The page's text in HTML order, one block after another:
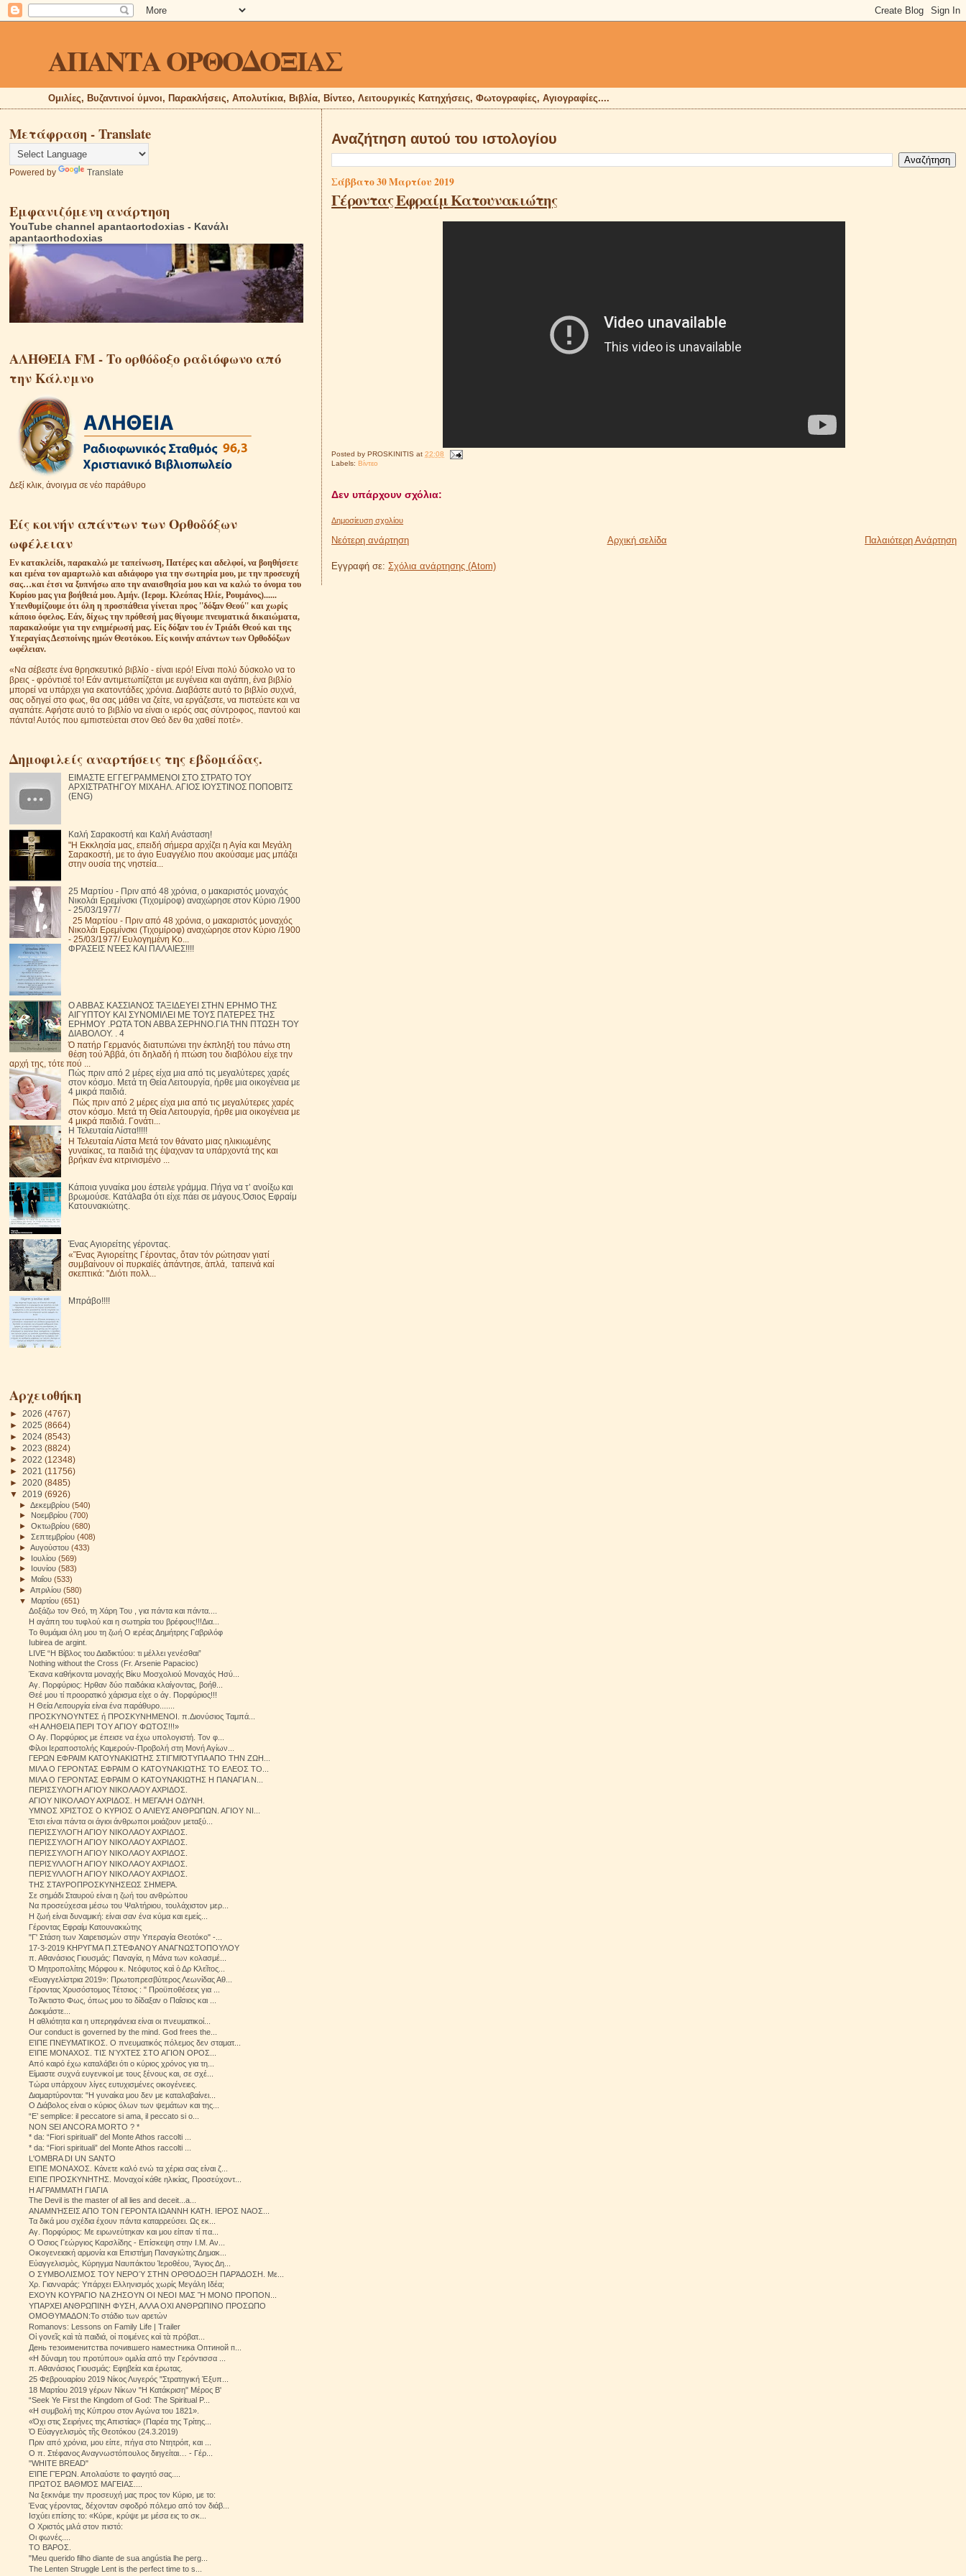
ΑΠΑΝΤΑ ΟΡΘΟΔΟΞΙΑΣ
Ομιλίες, Βυζαντινοί ύμνοι, Παρακλήσεις, Απολυτίκια, Βιβλία, Βίντεο, Λειτουργικές Κατηχήσεις, Φωτογραφίες, Αγιογραφίες....
Αναζήτηση αυτού του ιστολογίου
Σάββατο 30 Μαρτίου 2019
Γέροντας Εφραίμ Κατουνακιώτης
Posted byPROSKINITIS at22:08
Labels:Βίντεο
Δεν υπάρχουν σχόλια:
Δημοσίευση σχολίου
Νεότερη ανάρτηση Παλαιότερη Ανάρτηση
Αρχική σελίδα
Εγγραφή σε:Σχόλια ανάρτησης (Atom)
Μετάφραση - Translate
Powered by Translate
Εμφανιζόμενη ανάρτηση
YouTube channel apantaortodoxias - Κανάλι
apantaorthodoxias
ΑΛΗΘΕΙΑ FM - Το ορθόδοξο ραδιόφωνο από
την Κάλυμνο
Δεξί κλικ, άνοιγμα σε νέο παράθυρο
Είς κοινήν απάντων των Ορθοδόξων
ωφέλειαν
Eν κατακλείδι, παρακαλώ με ταπείνωση, Πατέρες και αδελφοί, να βοηθήσετε
και εμένα τον αμαρτωλὸ και αδιάφορο για την σωτηρία μου, με την προσευχή
σας…και έτσι να ξυπνήσω απο την αναισθησία μου και να καλώ το όνομα του
Κυρίου μας για βοήθειά μου. Αμήν. (Ιερομ. Κλεόπας Ηλίε, Ρουμάνος)......
Υπενθυμίζουμε ότι όλη η προσπάθεια γίνεται προς ''δόξαν Θεού'' και χωρίς
κάποιο όφελος. Εάν, δίχως την πρόθεσή μας θίγουμε πνευματικά δικαιώματα,
παρακαλούμε για την ενημέρωσή μας. Είς δόξαν του έν Τριάδι Θεού και της
Υπεραγίας Δεσποίνης ημών Θεοτόκου. Είς κοινήν απάντων των Ορθοδόξων
ωφέλειαν.
«Να σέβεστε ένα θρησκευτικό βιβλίο - είναι ιερό! Είναι πολύ δύσκολο να το
βρεις - φρόντισέ το! Εάν αντιμετωπίζεται με ευγένεια και αγάπη, ένα βιβλίο
μπορεί να υπάρχει για εκατοντάδες χρόνια. Διαβάστε αυτό το βιβλίο συχνά,
σας οδηγεί στο φως, θα σας μάθει να ζείτε, να εργάζεστε, να πιστεύετε και να
αγαπάτε. Αφήστε αυτό το βιβλίο να είναι ο ιερός σας σύντροφος, παντού και
πάντα! Αυτός που εμπιστεύεται στον Θεό δεν θα χαθεί ποτέ».
Δημοφιλείς αναρτήσεις της εβδομάδας.
ΕΙΜΑΣΤΕ ΕΓΓΕΓΡΑΜΜΕΝΟΙ ΣΤΟ ΣΤΡΑΤΟ ΤΟΥ
ΑΡΧΙΣΤΡΑΤΗΓΟΥ ΜΙΧΑΗΛ. ΑΓΙΟΣ ΙΟΥΣΤΙΝΟΣ ΠΟΠΟΒΙΤΣ
(ENG)
Καλή Σαρακοστή και Καλή Ανάσταση!
"Η Εκκλησία μας, επειδή σήμερα αρχίζει η Αγία και Μεγάλη
Σαρακοστή, με το άγιο Ευαγγέλιο που ακούσαμε μας μπάζει
στην ουσία της νηστεία...
25 Μαρτίου - Πριν από 48 χρόνια, ο μακαριστός μοναχός
Νικολάι Ερεμίνσκι (Τιχομίροφ) αναχώρησε στον Κύριο /1900
- 25/03/1977/
25 Μαρτίου - Πριν από 48 χρόνια, ο μακαριστός μοναχός
Νικολάι Ερεμίνσκι (Τιχομίροφ) αναχώρησε στον Κύριο /1900
- 25/03/1977/ Ευλογημένη Κο...
ΦΡΆΣΕΙΣ ΝΈΕΣ ΚΑΙ ΠΑΛΑΙΕΣ!!!!
Ο ΑΒΒΑΣ ΚΑΣΣΙΑΝΟΣ ΤΑΞΙΔΕΥΕΙ ΣΤΗΝ ΕΡΗΜΟ ΤΗΣ
ΑΙΓΥΠΤΟΥ ΚΑΙ ΣΥΝΟΜΙΛΕΙ ΜΕ ΤΟΥΣ ΠΑΤΕΡΕΣ ΤΗΣ
ΕΡΗΜΟΥ .ΡΩΤΑ ΤΟΝ ΑΒΒΑ ΣΕΡΗΝΟ.ΓΙΑ ΤΗΝ ΠΤΩΣΗ ΤΟΥ
ΔΙΑΒΟΛΟΥ. . 4
Ό πατήρ Γερμανός διατυπώνει την έκπληξή του πάνω στη
θέση τού Άββά, ότι δηλαδή ή πτώση του διαβόλου είχε την
αρχή της, τότε πού ...
Πώς πριν από 2 μέρες είχα μια από τις μεγαλύτερες χαρές
στον κόσμο. Μετά τη Θεία Λειτουργία, ήρθε μια οικογένεια με
4 μικρά παιδιά.
Πώς πριν από 2 μέρες είχα μια από τις μεγαλύτερες χαρές
στον κόσμο. Μετά τη Θεία Λειτουργία, ήρθε μια οικογένεια με
4 μικρά παιδιά. Γονάτι...
Η Τελευταία Λίστα!!!!!
Η Τελευταία Λίστα Μετά τον θάνατο μιας ηλικιωμένης
γυναίκας, τα παιδιά της έψαχναν τα υπάρχοντά της και
βρήκαν ένα κιτρινισμένο ...
Κάποια γυναίκα μου έστειλε γράμμα. Πήγα να τ’ ανοίξω και
βρωμούσε. Κατάλαβα ότι είχε πάει σε μάγους.Όσιος Εφραίμ
Κατουνακιώτης.
Ένας Αγιορείτης γέροντας.
«Ἕνας Ἁγιορείτης Γέροντας, ὅταν τόν ρώτησαν γιατί
συμβαίνουν οἱ πυρκαϊές ἀπάντησε, ἁπλά, ταπεινά καί
σκεπτικά: "Διότι πολλ...
Μπράβο!!!!
Αρχειοθήκη
► 2026 (4767)
► 2025 (8664)
► 2024 (8543)
► 2023 (8824)
► 2022 (12348)
► 2021 (11756)
► 2020 (8485)
▼ 2019 (6926)
►Δεκεμβρίου(540)
► Νοεμβρίου(700)
►Οκτωβρίου(680)
►Σεπτεμβρίου(408)
►Αυγούστου(433)
► Ιουλίου(569)
►
Ιουνίου(583)
► Μαΐου(533)
►Απριλίου(580)
▼ Μαρτίου(651)
Δοξάζω τον Θεό, τη Χάρη Του , για πάντα και πάντα....
Η αγάπη του τυφλού και η σωτηρία του βρέφους!!!Δια...
Το θυμάμαι όλη μου τη ζωή Ο ιερέας Δημήτρης Γαβριλόφ
Iubirea de argint.
LIVE “Η Βίβλος του Διαδικτύου: τι μέλλει γενέσθαι”
Nothing without the Cross (Fr. Arsenie Papacioc)
Έκανα καθήκοντα μοναχής Βίκυ Μοσχολιού Μοναχός Ησύ...
Aγ. Πορφύριος: Ηρθαν δύο παιδάκια κλαίγοντας, βοήθ...
Θεέ μου τί προορατικό χάρισμα είχε ο άγ. Πορφύριος!!!
Η Θεία Λειτουργία είναι ένα παράθυρο.......
ΠΡΟΣΚΥΝΟΥΝΤΕΣ ή ΠΡΟΣΚΥΝΗΜΕΝΟΙ. π.Διονύσιος Ταμπά...
«Η ΑΛΗΘΕΙΑ ΠΕΡΙ ΤΟΥ ΑΓΙΟΥ ΦΩΤΟΣ!!!»
Ο Αγ. Πορφύριος με έπεισε να έχω υπολογιστή. Τον φ...
Φίλοι Ιεραποστολής Καμερούν-Προβολή στη Μονή Αγίων...
ΓΕΡΩΝ ΕΦΡΑΙΜ ΚΑΤΟΥΝΑΚΙΩΤΗΣ ΣΤΙΓΜΙΌΤΥΠΑ ΑΠΟ ΤΗΝ ΖΩΗ...
ΜΙΛΑ Ο ΓΕΡΟΝΤΑΣ ΕΦΡΑΙΜ Ο ΚΑΤΟΥΝΑΚΙΩΤΗΣ ΤΟ ΕΛΕΟΣ ΤΟ...
ΜΙΛΑ Ο ΓΕΡΟΝΤΑΣ ΕΦΡΑΙΜ Ο ΚΑΤΟΥΝΑΚΙΩΤΗΣ Η ΠΑΝΑΓΙΑ Ν...
ΠΕΡΙΣΣΥΛΟΓΗ ΑΓΙΟΥ ΝΙΚΟΛΑΟΥ ΑΧΡΙΔΟΣ.
ΑΓΙΟΥ ΝΙΚΟΛΑΟΥ ΑΧΡΙΔΟΣ. Η ΜΕΓΑΛΗ ΟΔΥΝΗ.
ΥΜΝΟΣ ΧΡΙΣΤΟΣ Ο ΚΥΡΙΟΣ Ο ΑΛΙΕΥΣ ΑΝΘΡΩΠΩΝ. ΑΓΙΟΥ ΝΙ...
Έτσι είναι πάντα οι άγιοι άνθρωποι μοιάζουν μεταξύ...
ΠΕΡΙΣΣΥΛΟΓΗ ΑΓΙΟΥ ΝΙΚΟΛΑΟΥ ΑΧΡΙΔΟΣ.
ΠΕΡΙΣΣΥΛΟΓΗ ΑΓΙΟΥ ΝΙΚΟΛΑΟΥ ΑΧΡΙΔΟΣ.
ΠΕΡΙΣΣΥΛΟΓΗ ΑΓΙΟΥ ΝΙΚΟΛΑΟΥ ΑΧΡΙΔΟΣ.
ΠΕΡΙΣΥΛΛΟΓΗ ΑΓΙΟΥ ΝΙΚΟΛΑΟΥ ΑΧΡΙΔΟΣ.
ΠΕΡΙΣΥΛΛΟΓΗ ΑΓΙΟΥ ΝΙΚΟΛΑΟΥ ΑΧΡΙΔΟΣ.
ΤΗΣ ΣΤΑΥΡΟΠΡΟΣΚΥΝΗΣΕΩΣ ΣΗΜΕΡΑ.
Σε σημάδι Σταυρού είναι η ζωή του ανθρώπου
Να προσεύχεσαι μέσω του Ψαλτήριου, τουλάχιστον μερ...
Η ζωή είναι δυναμική: είναι σαν ένα κύμα και εμείς...
Γέροντας Εφραίμ Κατουνακιώτης
"Γ' Στάση των Χαιρετισμών στην Υπεραγία Θεοτόκο" -...
17-3-2019 ΚΗΡΥΓΜΑ Π.ΣΤΕΦΑΝΟΥ ΑΝΑΓΝΩΣΤΟΠΟΥΛΟΥ
π. Αθανάσιος Γιουσμάς: Παναγία, η Μάνα των κολασμέ...
Ὁ Μητροπολίτης Μόρφου κ. Νεόφυτος καὶ ὁ Δρ Κλεῖτος...
«Ευαγγελίστρια 2019»: Πρωτοπρεσβύτερος Λεωνίδας Αθ...
Γέροντας Χρυσόστομος Τέτσιος : " Προϋποθέσεις για ...
Το Άκτιστο Φως, όπως μου το δίδαξαν ο Παΐσιος και ...
Δοκιμάστε...
Η αθλιότητα και η υπερηφάνεια είναι οι πνευματικοί...
Our conduct is governed by the mind. God frees the...
ΕΊΠΕ ΠΝΕΥΜΑΤΙΚΟΣ. Ο πνευματικός πόλεμος δεν σταματ...
ΕΊΠΕ ΜΟΝΑΧΟΣ. ΤΙΣ ΝΎΧΤΕΣ ΣΤΟ ΑΓΙΟΝ ΟΡΟΣ...
Από καιρό έχω καταλάβει ότι ο κύριος χρόνος για τη...
Είμαστε συχνά ευγενικοί με τους ξένους και, σε σχέ...
Τώρα υπάρχουν λίγες ευτυχισμένες οικογένειες.
Διαμαρτύρονται: "Η γυναίκα μου δεν με καταλαβαίνει...
Ο Διάβολος είναι ο κύριος όλων των ψεμάτων και της...
“E’ semplice: il peccatore si ama, il peccato si o...
NON SEI ANCORA MORTO ? *
* da: “Fiori spirituali” del Monte Athos raccolti ...
* da: “Fiori spirituali” del Monte Athos raccolti ...
L'OMBRA DI UN SANTO
ΕΊΠΕ ΜΟΝΑΧΟΣ. Κάνετε καλό ενώ τα χέρια σας είναι ζ...
ΕΊΠΕ ΠΡΟΣΚΥΝΗΤΗΣ. Μοναχοί κάθε ηλικίας, Προσεύχοντ...
Η ΑΓΡΑΜΜΑΤΗ ΓΙΑΓΙΑ
The Devil is the master of all lies and deceit...a...
ΑΝΑΜΝΉΣΕΙΣ ΑΠΟ ΤΟΝ ΓΕΡΟΝΤΑ ΙΩΑΝΝΗ ΚΑΤΗ. ΙΕΡΟΣ ΝΑΟΣ...
Τα δικά μου σχέδια έχουν πάντα καταρρεύσει. Ως εκ...
Αγ. Πορφύριος: Με ειρωνεύτηκαν και μου είπαν τί πα...
Ο Όσιος Γεώργιος Καρσλίδης - Επίσκεψη στην Ι.Μ. Αν...
Οικογενειακή αρμονία και Επιστήμη Παναγιώτης Δημακ...
Εὐαγγελισμὸς, Κύρηγμα Ναυπάκτου Ἱεροθέου, Ἅγιος Δη...
Ο ΣΥΜΒΟΛΙΣΜΟΣ ΤΟΥ ΝΕΡΟΎ ΣΤΗΝ ΟΡΘΌΔΟΞΗ ΠΑΡΆΔΟΣΗ. Με...
Χρ. Γιανναράς: Υπάρχει Ελληνισμός χωρίς Μεγάλη Ιδέα;
ΕΧΟΥΝ ΚΟΥΡΑΓΙΟ ΝΑ ΖΗΣΟΥΝ ΟΙ ΝΕΟΙ ΜΑΣ Ἤ ΜΟΝΟ ΠΡΟΠΟΝ...
ΥΠΑΡΧΕΙ ΑΝΘΡΩΠΙΝΗ ΦΥΣΗ, ΑΛΛΑ ΟΧΙ ΑΝΘΡΩΠΙΝΟ ΠΡΟΣΩΠΟ
ΟΜΟΘΥΜΑΔΟΝ:Το στάδιο των αρετών
Romanovs: Lessons on Family Life | Trailer
Οἱ γονεῖς καὶ τὰ παιδιά, οἱ ποιμένες καὶ τὰ πρόβατ...
День тезоименитства почившего наместника Оптиной п...
«Η δύναμη του προτύπου» ομιλία από την Γερόντισσα ...
π. Αθανάσιος Γιουσμάς: Εφηβεία και έρωτας.
25 Φεβρουαρίου 2019 Νίκος Λυγερός "Στρατηγική Έξυπ...
18 Μαρτίου 2019 γέρων Νίκων "Η Κατάκριση" Μέρος Β'
“Seek Ye First the Kingdom of God: The Spiritual P...
«Η συμβολή της Κύπρου στον Αγώνα του 1821».
«Όχι στις Σειρήνες της Απιστίας» (Παρέα της Τρίτης...
Ὁ Εὐαγγελισμὸς τῆς Θεοτόκου (24.3.2019)
Πριν από χρόνια, μου είπε, πήγα στο Ντητρόιτ, και ...
O π. Στέφανος Αναγνωστόπουλος διηγείται… - Γέρ...
"WHITE BREAD"
ΕΊΠΕ ΓΈΡΩΝ. Απολαύστε το φαγητό σας....
ΠΡΩΤΟΣ ΒΑΘΜΌΣ ΜΑΓΕΙΑΣ....
Να ξεκινάμε την προσευχή μας προς τον Κύριο, με το:
Ένας γέροντας, δέχονταν σφοδρό πόλεμο από τον διάβ...
Ισχύει επίσης το: «Κύριε, κρύψε με μέσα εις το σκ...
Ο Χριστός μιλά στον πιστό:
Οι φωνές....
ΤΟ ΒΆΡΟΣ.
"Meu querido filho diante de sua angústia lhe perg...
The Lenten Struggle Lent is the perfect time to s...